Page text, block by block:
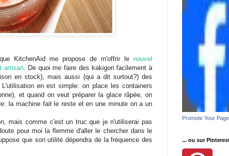
KitchenAid me propose de m'offrir le nouvel
artisan . De quoi me faire des kakigori facilement à
en stock), mais aussi (qui a dit surtout?) des
en est simple: on place les containers
et quand on veut préparer la glace râpée, on
la machine fait le reste et en une minute on a un
mais comme c'est un truc que je n'utiliserai pas
pour moi la flemme d'aller le chercher dans le
que son utilité dépendra de la fréquence des
Promote Your
... ou sur